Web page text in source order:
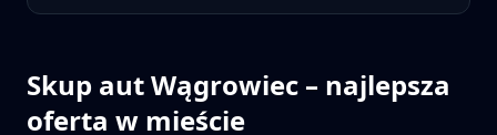
Skup autWągrowiec – najlepsza
oferta w mieście